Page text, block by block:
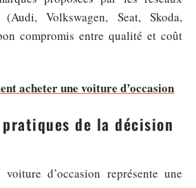
Volkswagen, Seat, Skoda,
compromis entre qualité et coût
acheter une voiture d’occasion
de la décision
voiture d’occasion représente une